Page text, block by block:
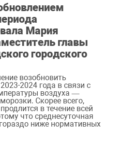
Мария
главы
городского
возобновить
2024 года в связи с
воздуха —
Скорее всего,
в течение всей
что среднесуточная
ниже нормативных